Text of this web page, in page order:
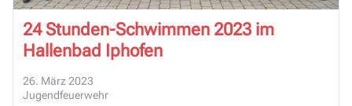
24 Stunden-Schwimmen 2023 im
Hallenbad Iphofen
26. März 2023
Jugendfeuerwehr